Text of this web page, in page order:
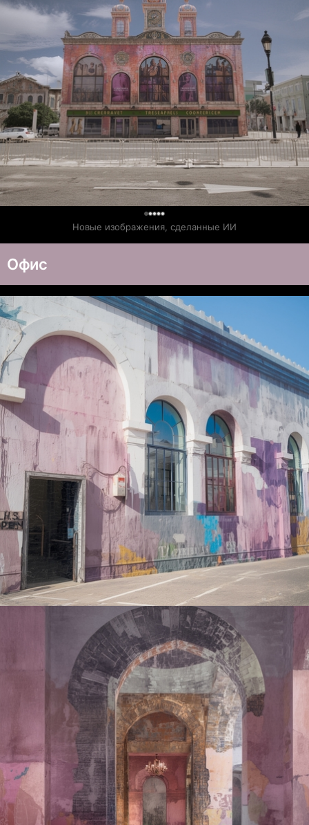
Новые изображения, сделанные ИИ
Офис